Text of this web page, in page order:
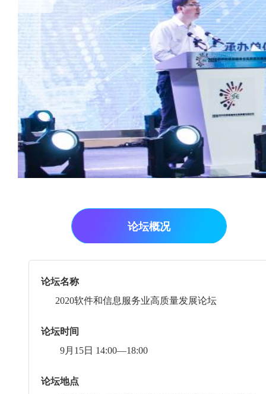
论坛概况
论坛名称
2020软件和信息服务业高质量发展论坛
论坛时间
9月15日 14:00—18:00
论坛地点